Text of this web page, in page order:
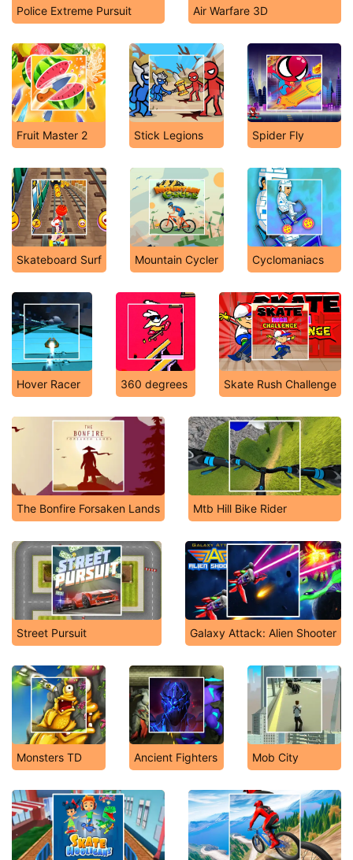
Police Extreme Pursuit Air Warfare 3D
Fruit Master 2 Stick Legions Spider Fly
Skateboard Surf Mountain Cycler Cyclomaniacs
Hover Racer 360 degrees Skate Rush Challenge
The Bonfire Forsaken Lands Mtb Hill Bike Rider
Street Pursuit Galaxy Attack: Alien Shooter
Monsters TD Ancient Fighters Mob City